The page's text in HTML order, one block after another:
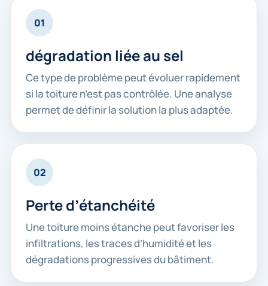
01
dégradation liée au sel
Ce type de problème peut évoluer rapidement
si la toiture n’est pas contrôlée. Une analyse
permet de définir la solution la plus adaptée.
02
Perte d’étanchéité
Une toiture moins étanche peut favoriser les
infiltrations, les traces d’humidité et les
dégradations progressives du bâtiment.